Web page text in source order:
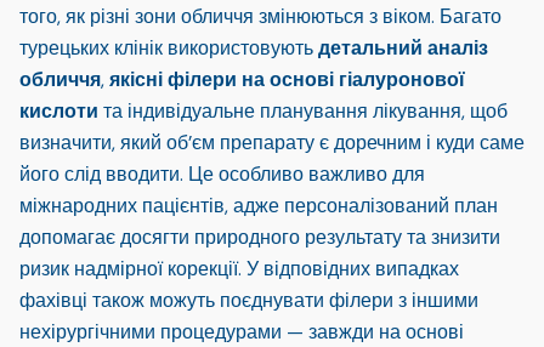
того, як різні зони обличчя змінюються з віком. Багато
турецьких клінік використовуютьдетальний аналіз
обличчя,якісні філери на основі гіалуронової
кислоти та індивідуальне планування лікування, щоб
визначити, який об’єм препарату є доречним і куди саме
його слід вводити. Це особливо важливо для
міжнародних пацієнтів, адже персоналізований план
допомагає досягти природного результату та знизити
ризик надмірної корекції. У відповідних випадках
фахівці також можуть поєднувати філери з іншими
нехірургічними процедурами — завжди на основі